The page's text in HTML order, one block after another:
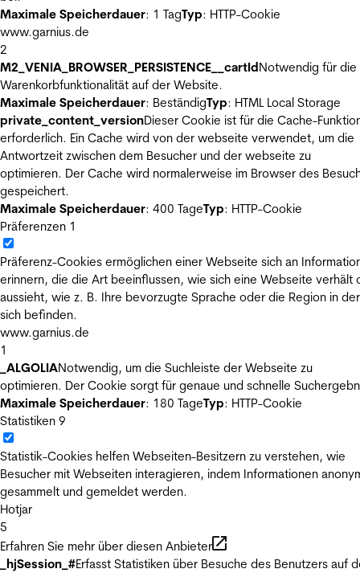
Maximale Speicherdauer: 1 TagTyp: HTTP-Cookie
www.garnius.de
2
M2_VENIA_BROWSER_PERSISTENCE__cartIdNotwendig für die
Warenkorbfunktionalität auf der Website.
Maximale Speicherdauer: BeständigTyp: HTML Local Storage
private_content_versionDieser Cookie ist für die Cache-
erforderlich. Ein Cache wird von der webseite verwendet, um die
Antwortzeit zwischen dem Besucher und der webseite zu
optimieren. Der Cache wird normalerweise im Browser des
gespeichert.
Maximale Speicherdauer: 400 TageTyp: HTTP-Cookie
Präferenzen 1
Präferenz-Cookies ermöglichen einer Webseite sich an
erinnern, die die Art beeinflussen, wie sich eine Webseite verhält
aussieht, wie z. B. Ihre bevorzugte Sprache oder die Region in
sich befinden.
www.garnius.de
1
_ALGOLIANotwendig, um die Suchleiste der Webseite zu
optimieren. Der Cookie sorgt für genaue und schnelle
Maximale Speicherdauer: 180 TageTyp: HTTP-Cookie
Statistiken 9
Statistik-Cookies helfen Webseiten-Besitzern zu verstehen, wie
Besucher mit Webseiten interagieren, indem Informationen
gesammelt und gemeldet werden.
Hotjar
5
Erfahren Sie mehr über diesen Anbieter
_hjSession_#Erfasst Statistiken über Besuche des Benutzers auf